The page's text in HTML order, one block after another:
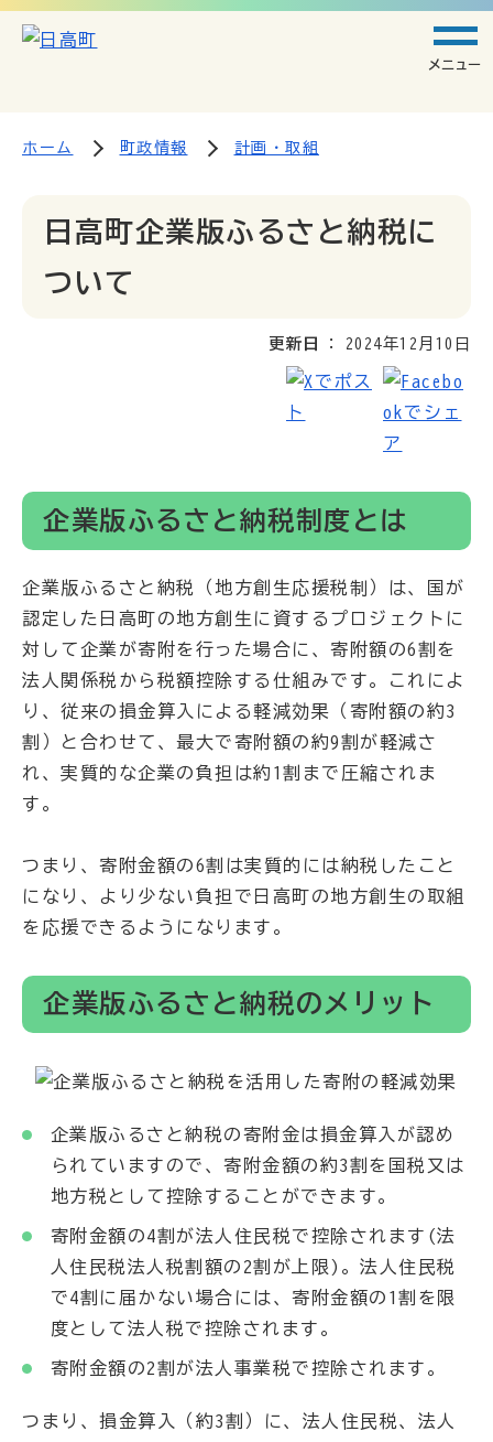
メニュー
ホーム 町政情報 計画・取組
日高町企業版ふるさと納税に
ついて
更新日 2024年12月10日
企業版ふるさと納税制度とは
企業版ふるさと納税（地方創生応援税制）は、国が
認定した日高町の地方創生に資するプロジェクトに
対して企業が寄附を行った場合に、寄附額の6割を
法人関係税から税額控除する仕組みです。これによ
り、従来の損金算入による軽減効果（寄附額の約3
割）と合わせて、最大で寄附額の約9割が軽減さ
れ、実質的な企業の負担は約1割まで圧縮されま
す。
つまり、寄附金額の6割は実質的には納税したこと
になり、より少ない負担で日高町の地方創生の取組
を応援できるようになります。
企業版ふるさと納税のメリット
企業版ふるさと納税の寄附金は損金算入が認め
られていますので、寄附金額の約3割を国税又は
地方税として控除することができます。
寄附金額の4割が法人住民税で控除されます(法
人住民税法人税割額の2割が上限)。法人住民税
で4割に届かない場合には、寄附金額の1割を限
度として法人税で控除されます。
寄附金額の2割が法人事業税で控除されます。
つまり、損金算入（約3割）に、法人住民税、法人